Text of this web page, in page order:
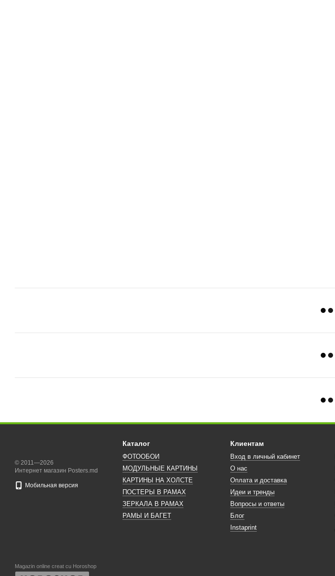
© 2011—2026
Интернет магазин Posters.md
Мобильная версия
Magazin online creat cu Horoshop
Каталог
ФОТООБОИ
МОДУЛЬНЫЕ КАРТИНЫ
КАРТИНЫ НА ХОЛСТЕ
ПОСТЕРЫ В РАМАХ
ЗЕРКАЛА В РАМАХ
РАМЫ И БАГЕТ
Клиентам
Вход в личный кабинет
О нас
Оплата и доставка
Идеи и тренды
Вопросы и ответы
Блог
Instaprint